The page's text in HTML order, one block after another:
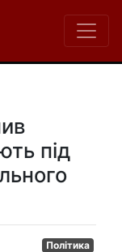
під
Політика